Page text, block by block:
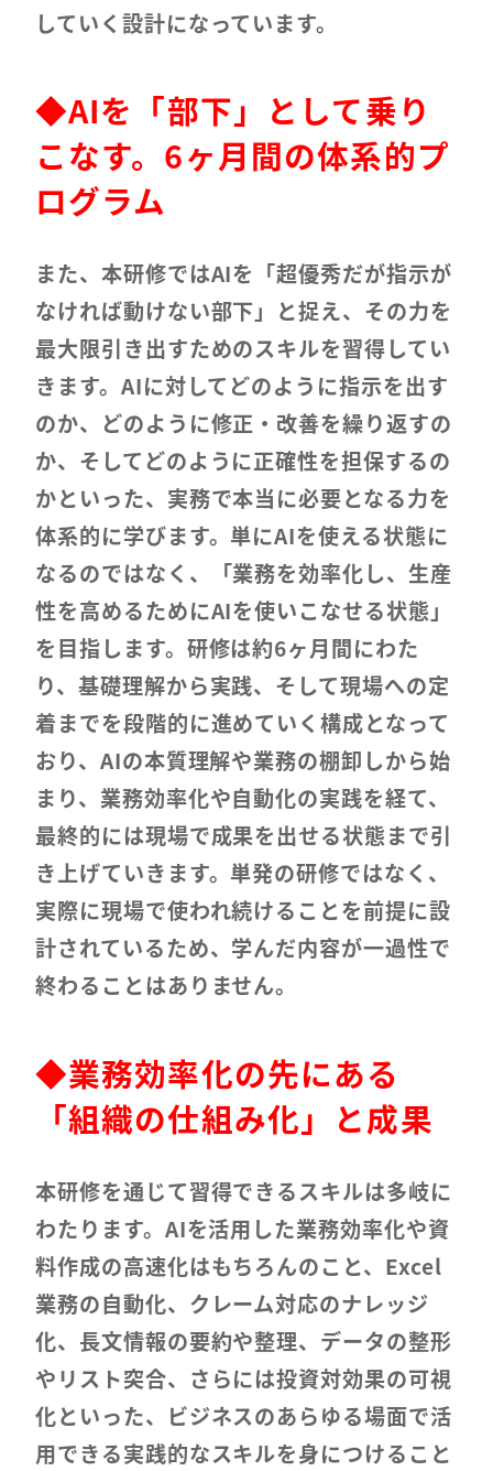
していく設計になっています。
◆AIを「部下」として乗り
こなす。6ヶ月間の体系的プ
ログラム
また、本研修ではAIを「超優秀だが指示が
なければ動けない部下」と捉え、その力を
最大限引き出すためのスキルを習得してい
きます。AIに対してどのように指示を出す
のか、どのように修正・改善を繰り返すの
か、そしてどのように正確性を担保するの
かといった、実務で本当に必要となる力を
体系的に学びます。単にAIを使える状態に
なるのではなく、「業務を効率化し、生産
性を高めるためにAIを使いこなせる状態」
を目指します。研修は約6ヶ月間にわた
り、基礎理解から実践、そして現場への定
着までを段階的に進めていく構成となって
おり、AIの本質理解や業務の棚卸しから始
まり、業務効率化や自動化の実践を経て、
最終的には現場で成果を出せる状態まで引
き上げていきます。単発の研修ではなく、
実際に現場で使われ続けることを前提に設
計されているため、学んだ内容が一過性で
終わることはありません。
◆業務効率化の先にある
「組織の仕組み化」と成果
本研修を通じて習得できるスキルは多岐に
わたります。AIを活用した業務効率化や資
料作成の高速化はもちろんのこと、Excel
業務の自動化、クレーム対応のナレッジ
化、長文情報の要約や整理、データの整形
やリスト突合、さらには投資対効果の可視
化といった、ビジネスのあらゆる場面で活
用できる実践的なスキルを身につけること